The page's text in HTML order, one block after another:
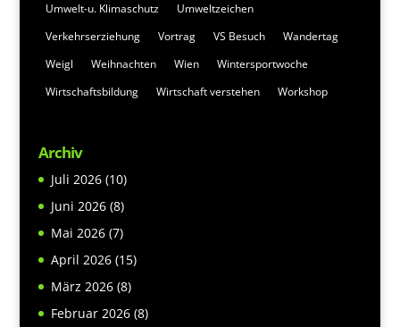
Umwelt-u. Klimaschutz
Umweltzeichen
Verkehrserziehung
Vortrag VS Besuch
Wandertag
Weigl
Weihnachten Wien
Wintersportwoche
Wirtschaftsbildung
Wirtschaft verstehen Workshop
Archiv
Juli 2026(10)
Juni 2026(8)
Mai 2026(7)
April 2026(15)
März 2026(8)
Februar 2026(8)